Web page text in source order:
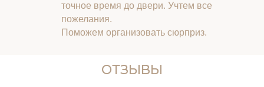
точное время до двери. Учтем все
пожелания.
Поможем организовать сюрприз.
ОТЗЫВЫ